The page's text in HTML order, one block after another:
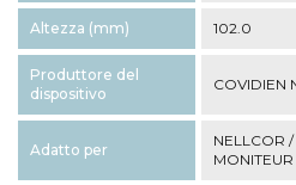
Altezza (mm) 102.0
Produttore del
dispositivo
COVIDIEN
Adatto per
NELLCOR